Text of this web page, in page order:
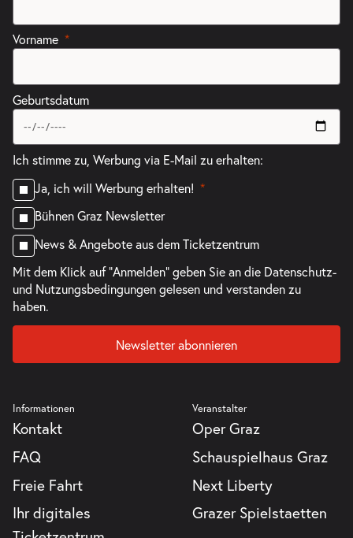
Vorname
Geburtsdatum
Ich stimme zu, Werbung via E-Mail zu erhalten:
Ja, ich will Werbung erhalten!
Bühnen Graz Newsletter
News & Angebote aus dem Ticketzentrum
Mit dem Klick auf "Anmelden" geben Sie an die Datenschutz-
und Nutzungsbedingungengelesen und verstanden zu
haben.
Newsletter abonnieren
Informationen
Kontakt
FAQ
Freie Fahrt
Ihr digitales
Veranstalter
Oper Graz
Schauspielhaus Graz
Next Liberty
Grazer Spielstaetten